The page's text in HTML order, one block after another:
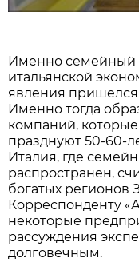
Именно семейный
итальянской
явления пришелся
Именно тогда
компаний,
празднуют 50-60-
Италия, где
распространен,
богатых регионов
Корреспонденту
некоторые
рассуждения
долговечным.